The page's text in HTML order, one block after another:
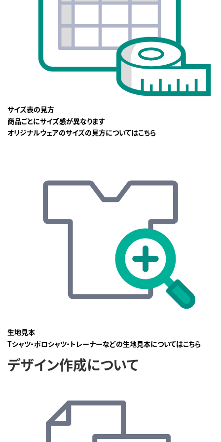
サイズ表の見方
商品ごとにサイズ感が異なります
オリジナルウェアのサイズの見方についてはこちら
生地見本
Tシャツ・ポロシャツ・トレーナーなどの生地見本についてはこちら
デザイン作成について